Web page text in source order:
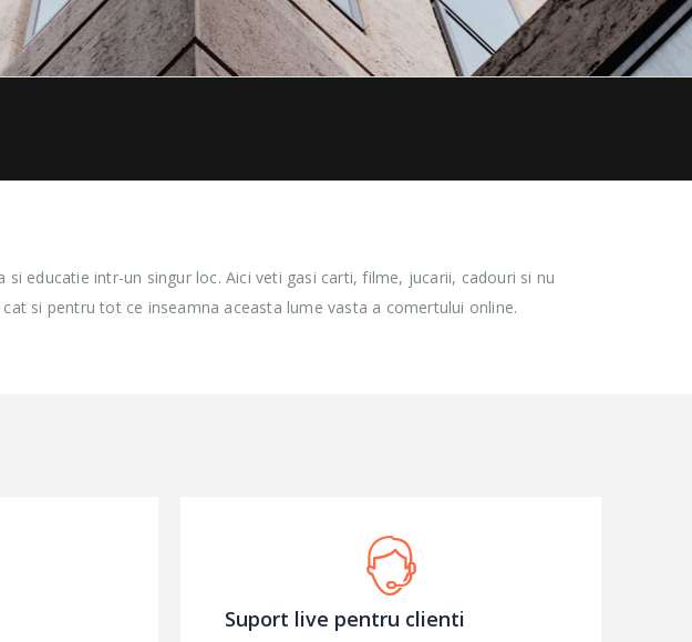
educatie intr-un singur loc. Aici veti gasi carti, filme, jucarii, cadouri si nu
si pentru tot ce inseamna aceasta lume vasta a comertului online.
Suport live pentru clienti